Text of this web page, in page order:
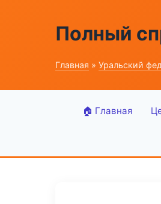
Полный
Главная » Уральский
🏠 Главная